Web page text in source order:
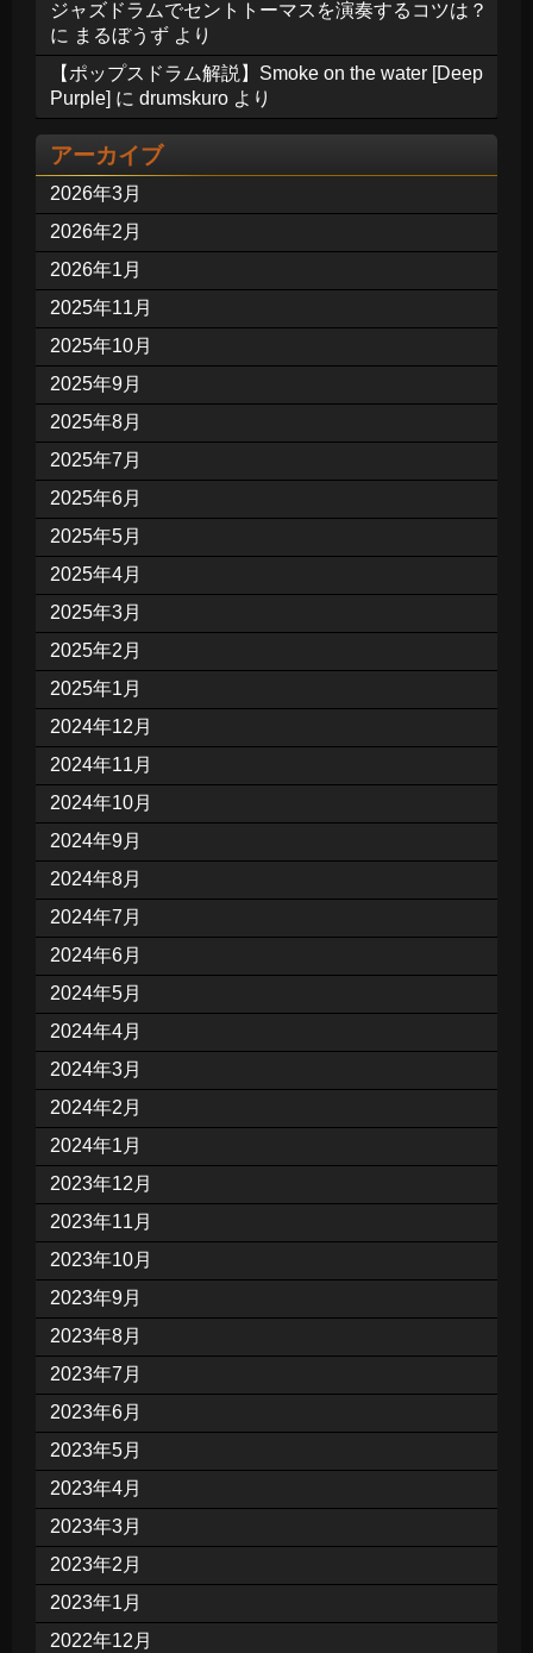
ジャズドラムでセントトーマスを演奏するコツは？
に まるぼうず より
【ポップスドラム解説】Smoke on the water [Deep
Purple] に drumskuro より
アーカイブ
2026年3月
2026年2月
2026年1月
2025年11月
2025年10月
2025年9月
2025年8月
2025年7月
2025年6月
2025年5月
2025年4月
2025年3月
2025年2月
2025年1月
2024年12月
2024年11月
2024年10月
2024年9月
2024年8月
2024年7月
2024年6月
2024年5月
2024年4月
2024年3月
2024年2月
2024年1月
2023年12月
2023年11月
2023年10月
2023年9月
2023年8月
2023年7月
2023年6月
2023年5月
2023年4月
2023年3月
2023年2月
2023年1月
2022年12月